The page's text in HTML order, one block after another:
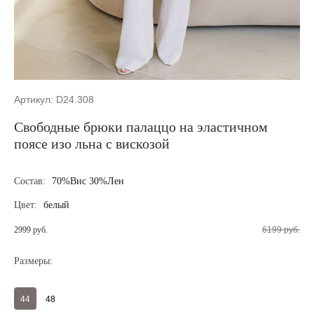
Артикул: D24.308
Свободные брюки палаццо на эластичном
поясе изо льна с вискозой
Состав: 70%Вис 30%Лен
Цвет: белый
2999 руб. 6199 руб.
Размеры:
44 48